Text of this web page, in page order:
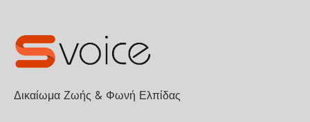
Δικαίωμα Ζωής & Φωνή Ελπίδας